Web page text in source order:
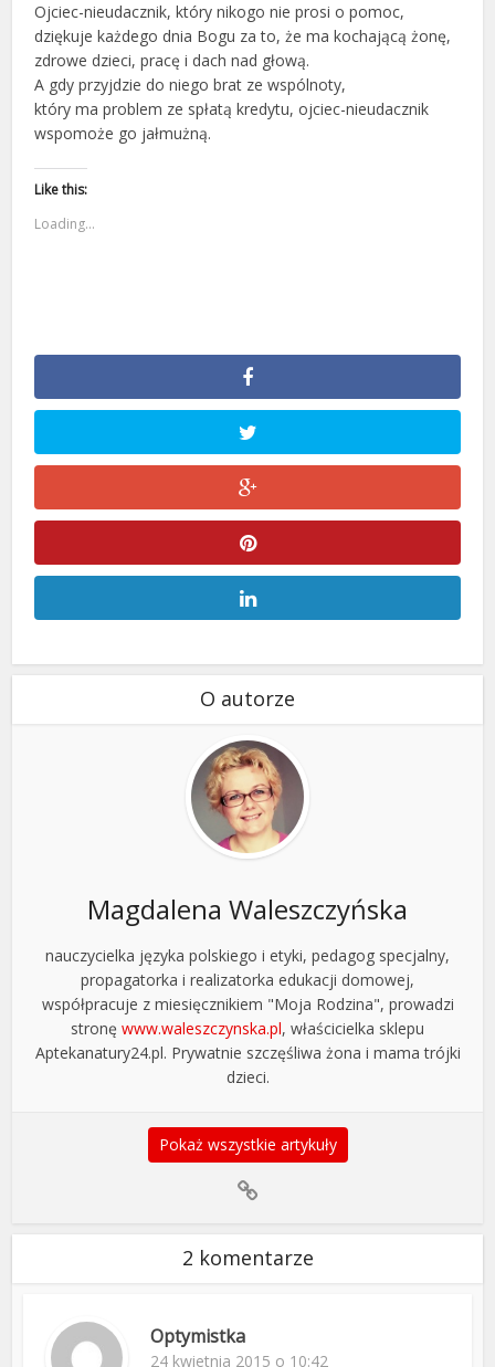
Ojciec-nieudacznik, który nikogo nie prosi o pomoc,
dziękuje każdego dnia Bogu za to, że ma kochającą żonę,
zdrowe dzieci, pracę i dach nad głową.
A gdy przyjdzie do niego brat ze wspólnoty,
który ma problem ze spłatą kredytu, ojciec-nieudacznik
wspomoże go jałmużną.
Like this:
Loading...
O autorze
Magdalena Waleszczyńska
nauczycielka języka polskiego i etyki, pedagog specjalny,
propagatorka i realizatorka edukacji domowej,
współpracuje z miesięcznikiem "Moja Rodzina", prowadzi
stronę www.waleszczynska.pl, właścicielka sklepu
Aptekanatury24.pl. Prywatnie szczęśliwa żona i mama trójki
dzieci.
Pokaż wszystkie artykuły
2 komentarze
Optymistka
24 kwietnia 2015 o 10:42